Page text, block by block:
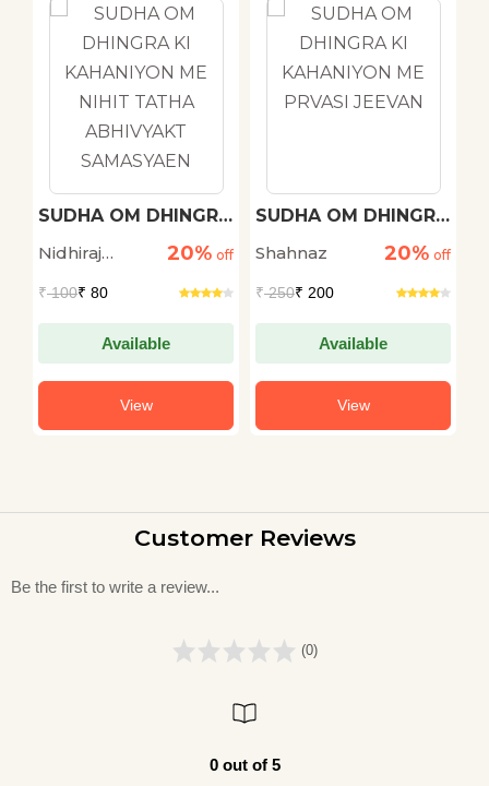
SUDHA OM DHINGRA
NIHIT TATHA
SAMASYAEN
Nidhiraj
20% off
₹100₹ 80
Available
View
SUDHA OM DHINGRA
PRVASI JEEVAN
Shahnaz 20% off
₹250₹ 200
Available
View
Customer Reviews
Be the first to write a review...
(0)
0 out of 5